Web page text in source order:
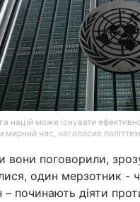
націй може існувати
мирний час, наголосив
вони поговорили,
один мерзотник -
– починають діяти